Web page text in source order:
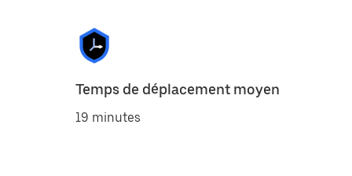
Temps de déplacement moyen
19 minutes